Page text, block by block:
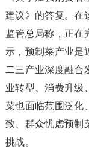
建议》的答复。在
监管总局称，正在
示，预制菜产业是
二三产业深度融合
业转型、消费升级
菜也面临范围泛化
致、群众忧虑预制
挑战。